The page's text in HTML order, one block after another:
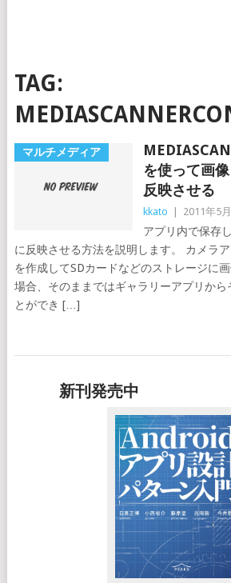
TAG:
マルチメディア
を使って画
反映させる
kkato 2011年5
アプリ内で保存
に反映させる方法を説明します。 カメラ
を作成してSDカードなどのストレージに
場合、そのままではギャラリーアプリから
とができ […]
新刊発売中